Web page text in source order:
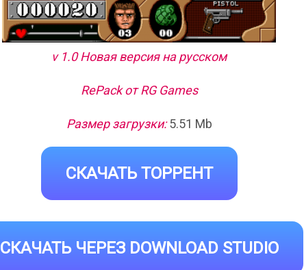
v 1.0 Новая версия на русском
RePack от RG Games
Размер загрузки:5.51 Mb
СКАЧАТЬ ТОРРЕНТ
СКАЧАТЬ ЧЕРЕЗ DOWNLOAD STUDIO